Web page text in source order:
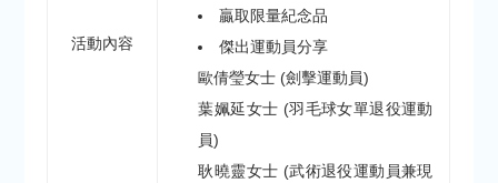
活動內容
贏取限量紀念品
傑出運動員分享
歐倩瑩女士 (劍擊運動員)
葉姵延女士 (羽毛球女單退役運動
員)
耿曉靈女士 (武術退役運動員兼現